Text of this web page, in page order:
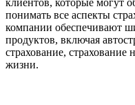
клиентов, которые могут
понимать все аспекты
компании обеспечивают
продуктов, включая
страхование, страхование
жизни.